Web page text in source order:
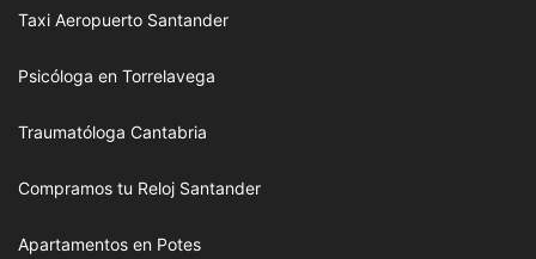
Taxi Aeropuerto Santander
Psicóloga en Torrelavega
Traumatóloga Cantabria
Compramos tu Reloj Santander
Apartamentos en Potes